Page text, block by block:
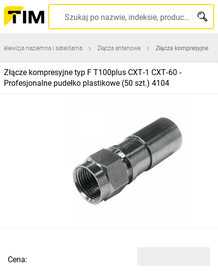
Szukaj po nazwie, indeksie, producencie, kodzie kreskowym...
Telewizja naziemna i satelitarna Złącza antenowe Złącza kompresyjne
Złącze kompresyjne typ F T100plus CXT‑1 CXT‑60 ‑
Profesjonalne pudełko plastikowe (50 szt.) 4104
Cena: